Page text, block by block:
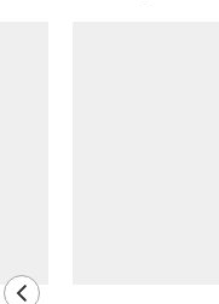
previous element